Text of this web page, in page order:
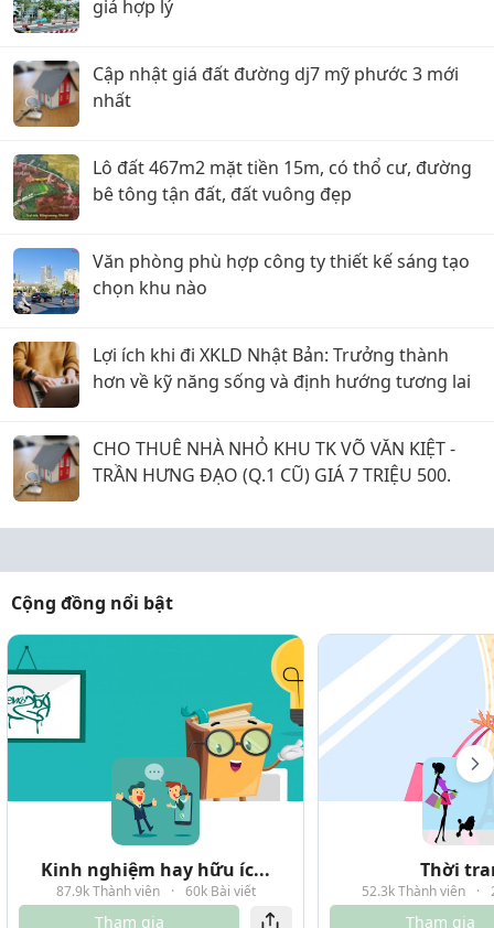
giá hợp lý
Cập nhật giá đất đường dj7 mỹ phước 3 mới
nhất
Lô đất 467m2 mặt tiền 15m, có thổ cư, đường
bê tông tận đất, đất vuông đẹp
Văn phòng phù hợp công ty thiết kế sáng tạo
chọn khu nào
Lợi ích khi đi XKLD Nhật Bản: Trưởng thành
hơn về kỹ năng sống và định hướng tương lai
CHO THUÊ NHÀ NHỎ KHU TK VÕ VĂN KIỆT -
TRẦN HƯNG ĐẠO (Q.1 CŨ) GIÁ 7 TRIỆU 500.
Cộng đồng nổi bật
Kinh nghiệm hay hữu íc...
87.9k Thành viên · 60k Bài viết
Tham gia
Thời
52.3k Thành viên ·
Tham gia